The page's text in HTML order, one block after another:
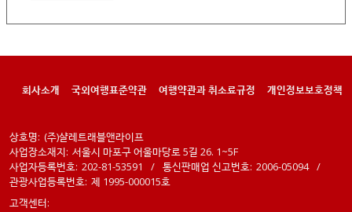
회사소개 국외여행표준약관 여행약관과 취소료규정 개인정보보호정책
상호명: (주)샬레트래블앤라이프
사업장소재지: 서울시 마포구 어울마당로 5길 26. 1~5F
사업자등록번호: 202-81-53591 / 통신판매업 신고번호: 2006-05094 /
관광사업등록번호: 제 1995-000015호
고객센터: